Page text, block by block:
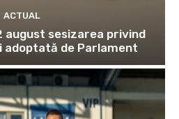
ACTUAL
august sesizarea privind
de Parlament